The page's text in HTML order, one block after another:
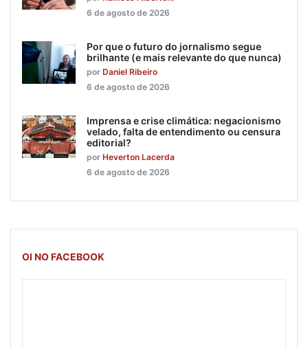
6 de agosto de 2026
Por que o futuro do jornalismo segue
brilhante (e mais relevante do que nunca)
por Daniel Ribeiro
6 de agosto de 2026
Imprensa e crise climática: negacionismo
velado, falta de entendimento ou censura
editorial?
por Heverton Lacerda
6 de agosto de 2026
OI NO FACEBOOK